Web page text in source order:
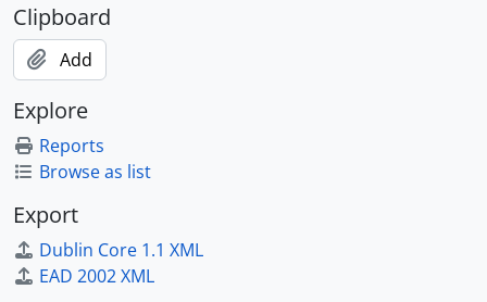
Clipboard
Add
Explore
Reports
Browse as list
Export
Dublin Core 1.1 XML
EAD 2002 XML